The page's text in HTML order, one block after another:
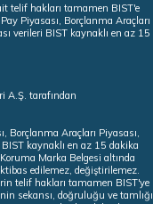
telif hakları tamamen BIST'e
Piyasası, Borçlanma Araçları
verileri BIST kaynaklı en az 15
A.Ş. tarafından
Borçlanma Araçları Piyasası,
kaynaklı en az 15 dakika
Marka Belgesi altında
edilemez, değiştirilemez.
telif hakları tamamen BIST'ye
sekansı, doğruluğu ve tamlığı